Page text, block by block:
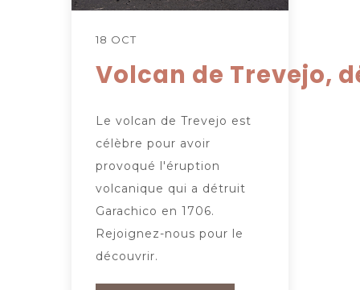
18 OCT
Volcan de Trevejo,
Le volcan de Trevejo est
célèbre pour avoir
provoqué l'éruption
volcanique qui a détruit
Garachico en 1706.
Rejoignez-nous pour le
découvrir.